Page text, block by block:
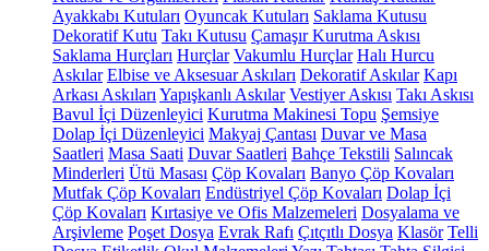
Ayakkabı Kutuları Oyuncak Kutuları Saklama Kutusu
Dekoratif Kutu Takı Kutusu Çamaşır Kurutma Askısı
Saklama Hurçları Hurçlar Vakumlu Hurçlar Halı Hurcu
Askılar Elbise ve Aksesuar Askıları Dekoratif Askılar Kapı
Arkası Askıları Yapışkanlı Askılar Vestiyer Askısı Takı Askısı
Bavul İçi Düzenleyici Kurutma Makinesi Topu Şemsiye
Dolap İçi Düzenleyici Makyaj Çantası Duvar ve Masa
Saatleri Masa Saati Duvar Saatleri Bahçe Tekstili Salıncak
Minderleri Ütü Masası Çöp Kovaları Banyo Çöp Kovaları
Mutfak Çöp Kovaları Endüstriyel Çöp Kovaları Dolap İçi
Çöp Kovaları Kırtasiye ve Ofis Malzemeleri Dosyalama ve
Arşivleme Poşet Dosya Evrak Rafı Çıtçıtlı Dosya Klasör Telli